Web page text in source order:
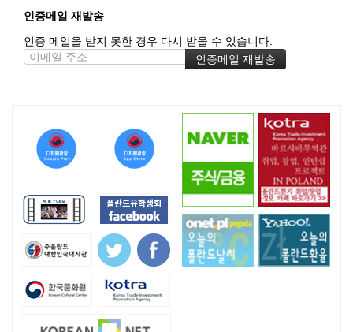
인증메일 재발송
인증 메일을 받지 못한 경우 다시 받을 수 있습니다.